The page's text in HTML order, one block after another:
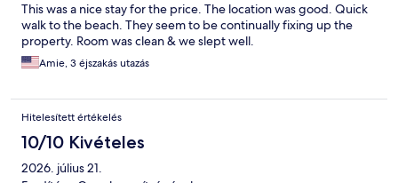
This was a nice stay for the price. The location was good. Quick
walk to the beach. They seem to be continually fixing up the
property. Room was clean & we slept well.
Amie, 3 éjszakás utazás
Hitelesített értékelés
10/10 Kivételes
2026. július 21.